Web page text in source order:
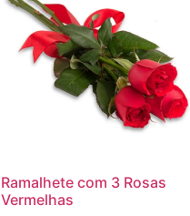
Ramalhete com 3 Rosas
Vermelhas